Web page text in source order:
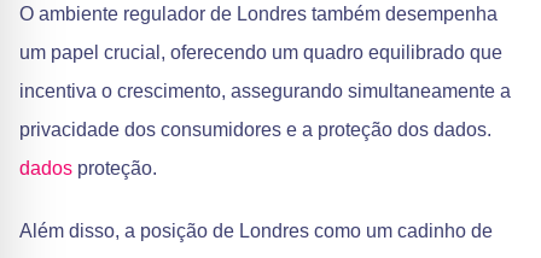
O ambiente regulador de Londres também desempenha
um papel crucial, oferecendo um quadro equilibrado que
incentiva o crescimento, assegurando simultaneamente a
privacidade dos consumidores e a proteção dos dados.
dados proteção.
Além disso, a posição de Londres como um cadinho de